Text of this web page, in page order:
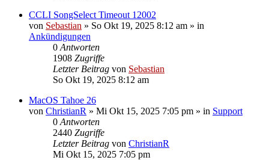
CCLI SongSelect Timeout 12002
von Sebastian » So Okt 19, 2025 8:12 am » in
Ankündigungen
0 Antworten
1908 Zugriffe
Letzter Beitrag von Sebastian
So Okt 19, 2025 8:12 am
MacOS Tahoe 26
von ChristianR » Mi Okt 15, 2025 7:05 pm » in Support
0 Antworten
2440 Zugriffe
Letzter Beitrag von ChristianR
Mi Okt 15, 2025 7:05 pm